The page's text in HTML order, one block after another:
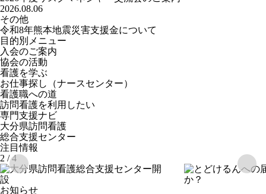
2026.08.06
その他
令和8年熊本地震災害支援金について
目的別メニュー
入会のご案内
協会の活動
看護を学ぶ
お仕事探し
（ナースセンター）
看護職への道
訪問看護を利用したい
専門支援ナビ
大分県訪問看護
総合支援センター
注目情報
3 / 4
お知らせ